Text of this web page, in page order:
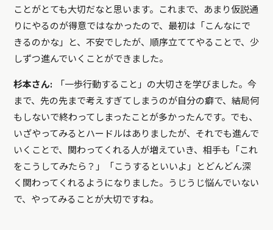
ことがとても大切だなと思います。これまで、あまり仮説通
りにやるのが得意ではなかったので、最初は「こんなにで
きるのかな」と、不安でしたが、順序立ててやることで、少
しずつ進んでいくことができました。
杉本さん: 「一歩行動すること」の大切さを学びました。今
まで、先の先まで考えすぎてしまうのが自分の癖で、結局何
もしないで終わってしまったことが多かったんです。でも、
いざやってみるとハードルはありましたが、それでも進んで
いくことで、関わってくれる人が増えていき、相手も「これ
をこうしてみたら？」「こうするといいよ」とどんどん深
く関わってくれるようになりました。うじうじ悩んでいない
で、やってみることが大切ですね。